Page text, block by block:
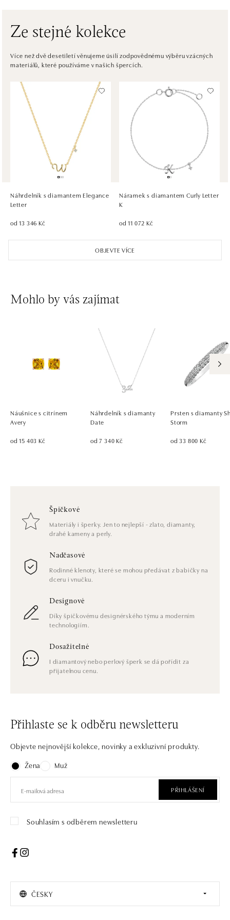
ALOve OC Eurovea, Bratislava
Pribinova 8, 811 09 Bratislava
tel.: +421917090467
HALADA OC Avion, Bratislava
Ivanská cesta 16, 821 04 Bratislava
tel.: +421 917 090 372
dnes otevřeno od 10:00
HALADA OC Eurovea, Bratislava
Pribinova 8, 811 09 Bratislava
dnes otevřeno od 10:00
Ze stejné kolekce
Více než dvě desetiletí věnujeme úsilí zodpovědnému výběru vzácných
materiálů, které používáme v našich špercích.
OBJEVTE VÍCE
Náhrdelník s diamantem Elegance
Letter
od 13 346 Kč
Náramek s diamantem Curly Letter
K
od 11 072 Kč
Mohlo by vás zajímat
Náušnice s citrínem
Avery
od 15 403 Kč
Náhrdelník s diamanty
Date
od 7 340 Kč
Prsten s diamanty
Storm
od 33 800 Kč
Špičkové
Materiály i šperky. Jen to nejlepší - zlato, diamanty,
drahé kameny a perly.
Nadčasové
Rodinné klenoty, které se mohou předávat z babičky na
dceru i vnučku.
Designové
Díky špičkovému designérského týmu a moderním
technologiím.
Dosažitelné
I diamantový nebo perlový šperk se dá pořídit za
přijatelnou cenu.
Přihlaste se k odběru newsletteru
Objevte nejnovější kolekce, novinky a exkluzivní produkty.
Žena
Muž
PŘIHLÁŠENÍ
Souhlasím s odběrem newsletteru
ČESKY